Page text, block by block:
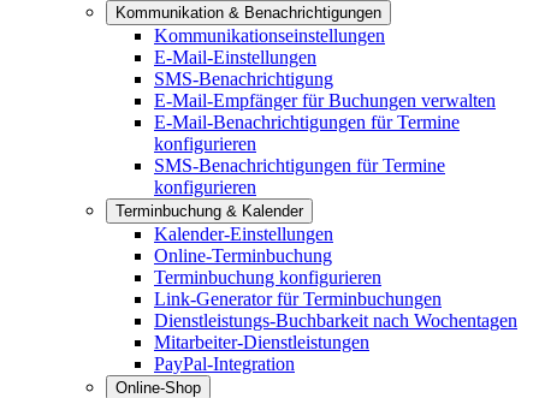
Kommunikation & Benachrichtigungen
Kommunikationseinstellungen
E-Mail-Einstellungen
SMS-Benachrichtigung
E-Mail-Empfänger für Buchungen verwalten
E-Mail-Benachrichtigungen für Termine
konfigurieren
SMS-Benachrichtigungen für Termine
konfigurieren
Terminbuchung & Kalender
Kalender-Einstellungen
Online-Terminbuchung
Terminbuchung konfigurieren
Link-Generator für Terminbuchungen
Dienstleistungs-Buchbarkeit nach Wochentagen
Mitarbeiter-Dienstleistungen
PayPal-Integration
Online-Shop